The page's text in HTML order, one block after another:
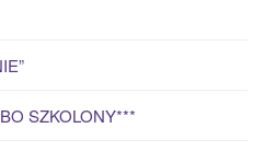
SZKOLONY***